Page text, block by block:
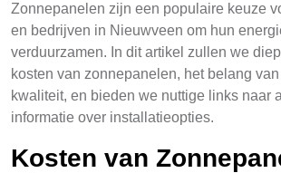
Zonnepanelen zijn een populaire keuze
en bedrijven in Nieuwveen om hun
verduurzamen. In dit artikel zullen we
kosten van zonnepanelen, het belang
kwaliteit, en bieden we nuttige links naar
informatie over installatieopties.
Kosten van